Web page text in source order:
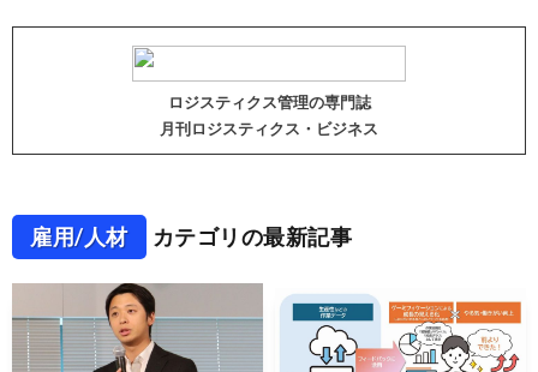
ロジスティクス管理の専門誌
月刊ロジスティクス・ビジネス
雇用/人材 カテゴリの最新記事